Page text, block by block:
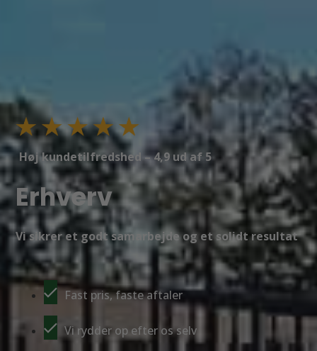
Høj kundetilfredshed – 4,9 ud af 5
Erhverv
Vi sikrer et godt samarbejde og et solidt resultat
Fast pris, faste aftaler
Vi rydder op efter os selv